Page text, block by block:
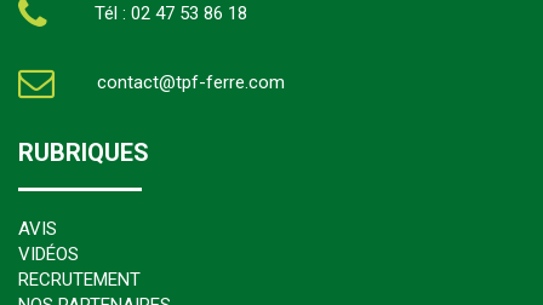
Tél : 02 47 53 86 18
contact@tpf-ferre.com
RUBRIQUES
AVIS
VIDÉOS
RECRUTEMENT